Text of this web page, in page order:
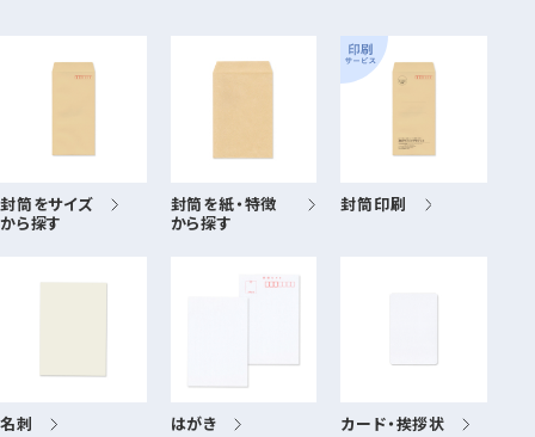
封筒をサイズ
から探す
封筒を紙・特徴
から探す
封筒印刷
名刺 はがき カード・挨拶状